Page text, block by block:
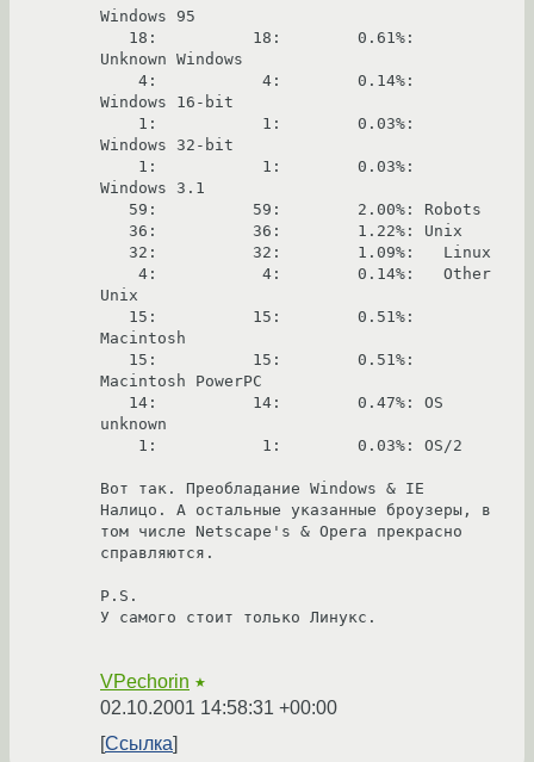
Windows 95
Unknown Windows
Windows 16-bit
Windows 32-bit
Windows 3.1
Unix
Macintosh
Macintosh PowerPC
unknown
Вот так. Преобладание Windows & IE
Налицо. А остальные указанные броузеры, в
том числе Netscape's & Opera прекрасно
справляются.
P.S.
У самого стоит только Линукс.
VPechorin ★
02.10.2001 14:58:31 +00:00
Ссылка